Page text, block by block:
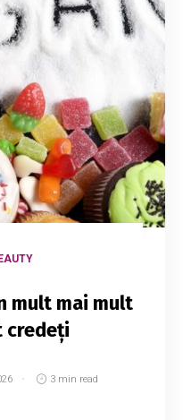
mult mai mult
credeți
3 min read